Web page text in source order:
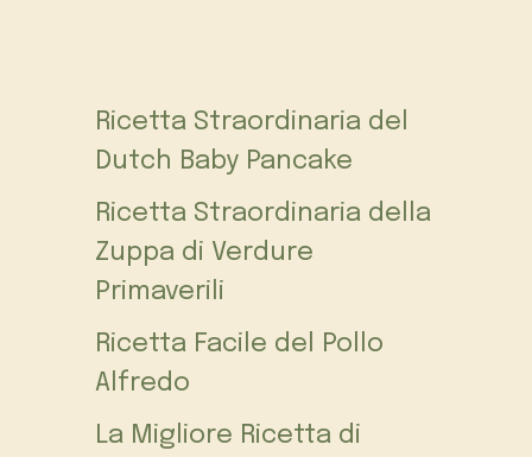
Ricetta Straordinaria del
Dutch Baby Pancake
Ricetta Straordinaria della
Zuppa di Verdure
Primaverili
Ricetta Facile del Pollo
Alfredo
La Migliore Ricetta di